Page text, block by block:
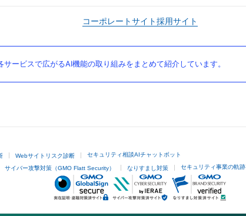
コーポレートサイト採用サイト
ービスで広がるAI機能の取り組みをまとめて紹介しています。
Webサイトリスク診断 セキュリティ相談AIチャットボット
サイバー攻撃対策（GMO Flatt Security） なりすまし対策 セキュリティ事業の軌跡